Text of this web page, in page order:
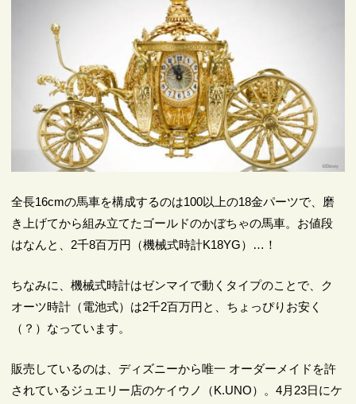
全長16cmの馬車を構成するのは100以上の18金パーツで、磨
き上げてから組み立てたゴールドのかぼちゃの馬車。お値段
はなんと、2千8百万円（機械式時計K18YG）…！
ちなみに、機械式時計はゼンマイで動くタイプのことで、ク
オーツ時計（電池式）は2千2百万円と、ちょっぴりお安く
（？）なっています。
販売しているのは、ディズニーから唯一 オーダーメイドを許
されているジュエリー店のケイウノ（K.UNO）。4月23日にケ